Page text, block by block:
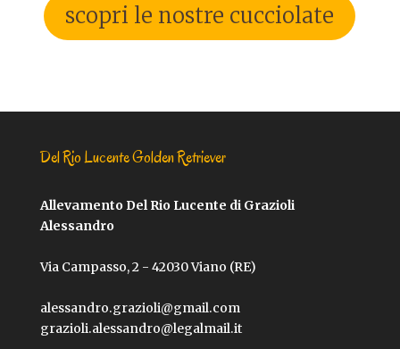
scopri le nostre cucciolate
Del Rio Lucente Golden Retriever
Allevamento Del Rio Lucente di Grazioli
Alessandro
Via Campasso, 2 - 42030 Viano (RE)
alessandro.grazioli@gmail.com
grazioli.alessandro@legalmail.it